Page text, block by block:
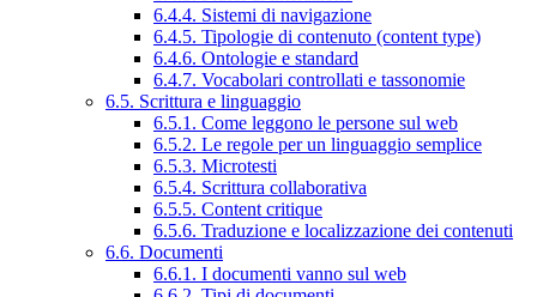
6.4.4. Sistemi di navigazione
6.4.5. Tipologie di contenuto (content type)
6.4.6. Ontologie e standard
6.4.7. Vocabolari controllati e tassonomie
6.5. Scrittura e linguaggio
6.5.1. Come leggono le persone sul web
6.5.2. Le regole per un linguaggio semplice
6.5.3. Microtesti
6.5.4. Scrittura collaborativa
6.5.5. Content critique
6.5.6. Traduzione e localizzazione dei contenuti
6.6. Documenti
6.6.1. I documenti vanno sul web